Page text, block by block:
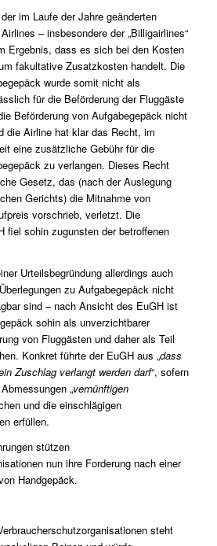
im Laufe der Jahre geänderten
– insbesondere der „Billigairlines“
Ergebnis, dass es sich bei den Kosten
fakultative Zusatzkosten handelt. Die
wurde somit nicht als
für die Beförderung der Fluggäste
Beförderung von Aufgabegepäck nicht
die Airline hat klar das Recht, im
eine zusätzliche Gebühr für die
zu verlangen. Dieses Recht
Gesetz, das (nach der Auslegung
Gerichts) die Mitnahme von
vorschrieb, verletzt. Die
fiel sohin zugunsten der betroffenen
Urteilsbegründung allerdings auch
zu Aufgabegepäck nicht
sind – nach Ansicht des EuGH ist
sohin als unverzichtbarer
von Fluggästen und daher als Teil
Konkret führte der EuGH aus „dass
Zuschlag verlangt werden darf“, sofern
„vernünftigen
und die einschlägigen
erfüllen.
stützen
nun ihre Forderung nach einer
Handgepäck.
steht